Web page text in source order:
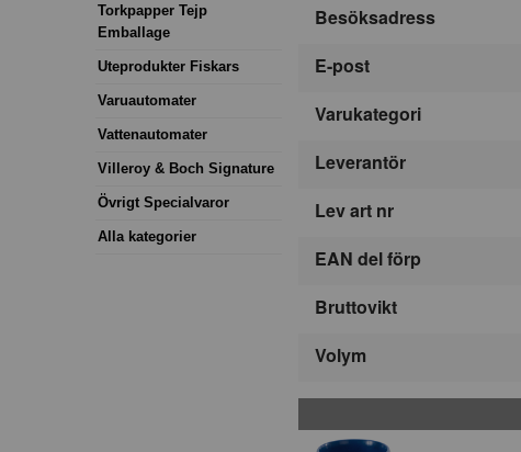
Torkpapper Tejp
Emballage
Uteprodukter Fiskars
Varuautomater
Vattenautomater
Villeroy & Boch Signature
Övrigt Specialvaror
Alla kategorier
Besöksadress
E-post
Varukategori
Leverantör
Lev art nr
EAN del förp
Bruttovikt
Volym